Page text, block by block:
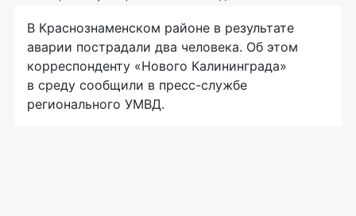
В Краснознаменском районе в результате
аварии пострадали два человека. Об этом
корреспонденту «Нового Калининграда»
в среду сообщили в пресс-службе
регионального УМВД.